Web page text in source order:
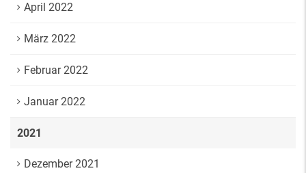
April 2022
März 2022
Februar 2022
Januar 2022
2021
Dezember 2021